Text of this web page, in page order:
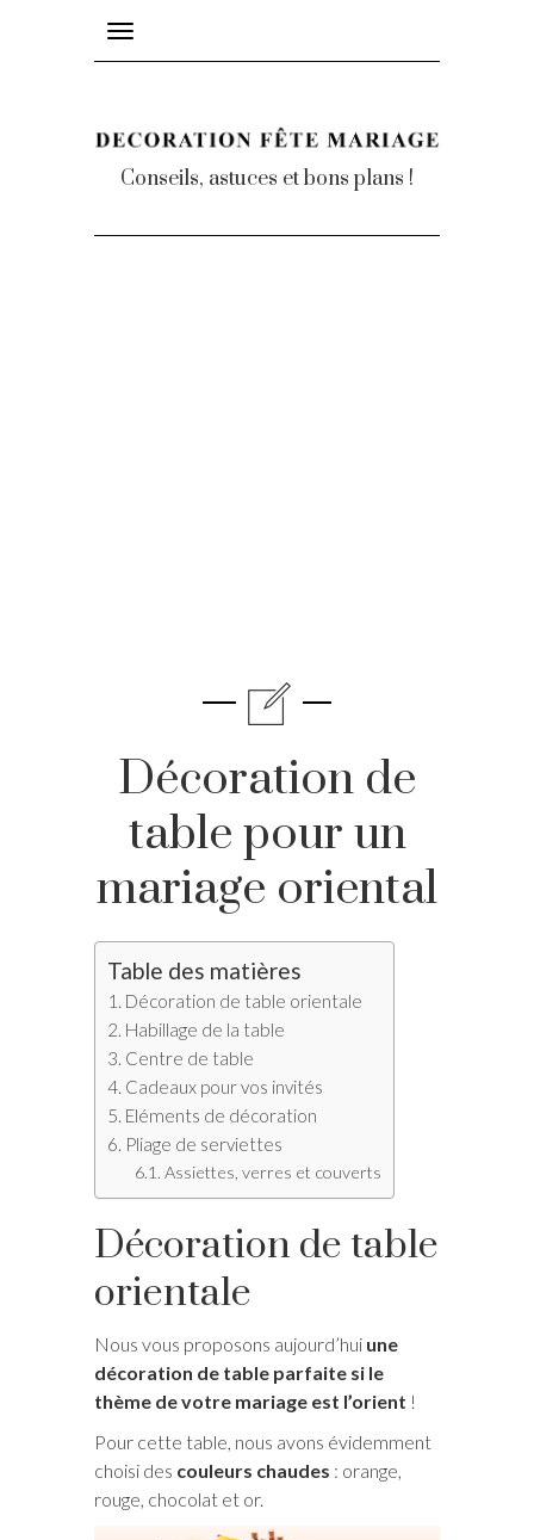
Toggle
navigation
Conseils, astuces et bons plans !
Décoration de
table pour un
mariage oriental
Table des matières
Décoration de table orientale
Habillage de la table
Centre de table
Cadeaux pour vos invités
Eléments de décoration
Pliage de serviettes
Assiettes, verres et couverts
Décoration de table
orientale
Nous vous proposons aujourd’hui une
décoration de table parfaite si le
thème de votre mariage est l’orient !
Pour cette table, nous avons évidemment
choisi des couleurs chaudes : orange,
rouge, chocolat et or.